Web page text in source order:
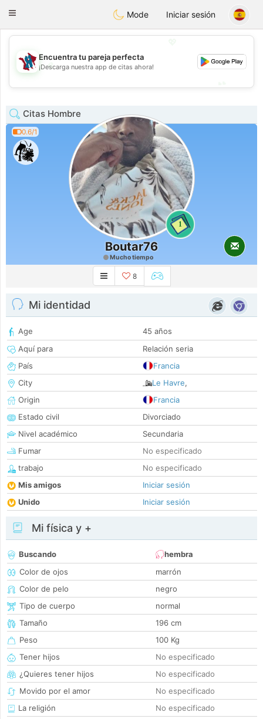
JTaimerais
Toggle
Mode Iniciar sesión
💕
Encuentra tu pareja perfecta
¡Descarga nuestra app de citas ahora!
Citas Hombre
0.6/1
1
Boutar76
Mucho tiempo
8
Mi identidad
Age
45 años
Aquí para
Relación seria
País
Francia
City
Le Havre,
Origin
Francia
Estado civil
Divorciado
Nivel académico
Secundaria
Fumar
No especificado
trabajo
No especificado
Mis amigos
Iniciar sesión
Unido
Iniciar sesión
Mi física y +
Buscando
hembra
Color de ojos
marrón
Color de pelo
negro
Tipo de cuerpo
normal
Tamaño
196 cm
Peso
100 Kg
Tener hijos
No especificado
¿Quieres tener hijos
No especificado
Movido por el amor
No especificado
La religión
No especificado